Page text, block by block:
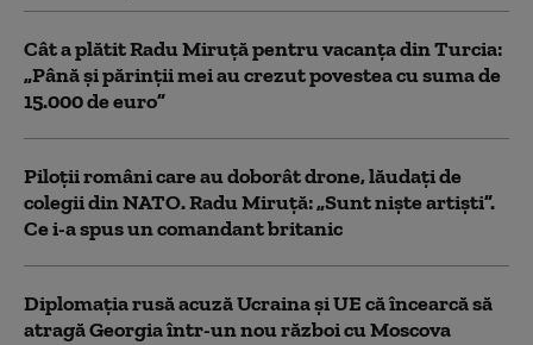
Cât a plătit Radu Miruță pentru vacanța din Turcia:
„Până și părinții mei au crezut povestea cu suma de
15.000 de euro”
Piloții români care au doborât drone, lăudați de
colegii din NATO. Radu Miruță: „Sunt niște artiști”.
Ce i-a spus un comandant britanic
Diplomaţia rusă acuză Ucraina şi UE că încearcă să
atragă Georgia într-un nou război cu Moscova